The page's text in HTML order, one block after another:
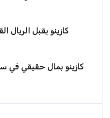
كازينو يقبل
كازينو بمال حقيقي في